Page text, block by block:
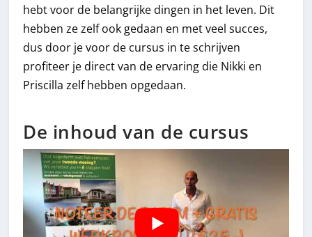
hebt voor de belangrijke dingen in het leven. Dit
hebben ze zelf ook gedaan en met veel succes,
dus door je voor de cursus in te schrijven
profiteer je direct van de ervaring die Nikki en
Priscilla zelf hebben opgedaan.
De inhoud van de cursus